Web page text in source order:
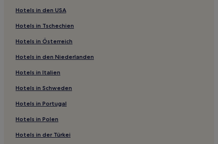
Hotels nahe Bessyodake Sky Deck
Hotels nahe Ishizuyama Panorama-Observatorium
Nakanoto Hotels
Hotels nahe 21st Century Museum of Contemporary Art
Hotels nahe Tempel Myouryû-ji
Higashiyama-Higashi: Hotels
Hotels nahe Kanazawa Yasue Blattgold-Museum
Hotels nahe Kanazawa Schlosspark
Uchinada Hotels
Hotels in den USA
Hotels in Tschechien
Hotels in Österreich
Hotels in den Niederlanden
Hotels in Italien
Hotels in Schweden
Hotels in Portugal
Hotels in Polen
Hotels in der Türkei